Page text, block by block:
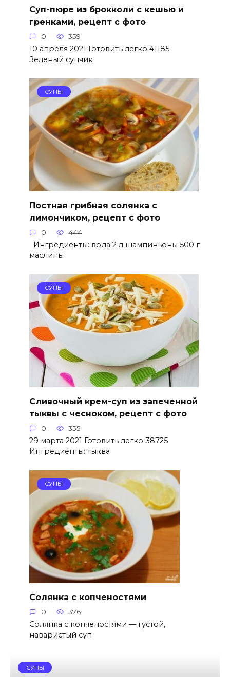
Суп-пюре из брокколи с кешью и
гренками, рецепт с фото
0 359
10 апреля 2021 Готовить легко 41185
Зеленый супчик
СУПЫ
Постная грибная солянка с
лимончиком, рецепт с фото
0 444
Ингредиенты: вода 2 л шампиньоны 500 г
маслины
СУПЫ
Сливочный крем-суп из запеченной
тыквы с чесноком, рецепт с фото
0 355
29 марта 2021 Готовить легко 38725
Ингредиенты: тыква
СУПЫ
Солянка с копченостями
0 376
Солянка с копченостями — густой,
наваристый суп
СУПЫ